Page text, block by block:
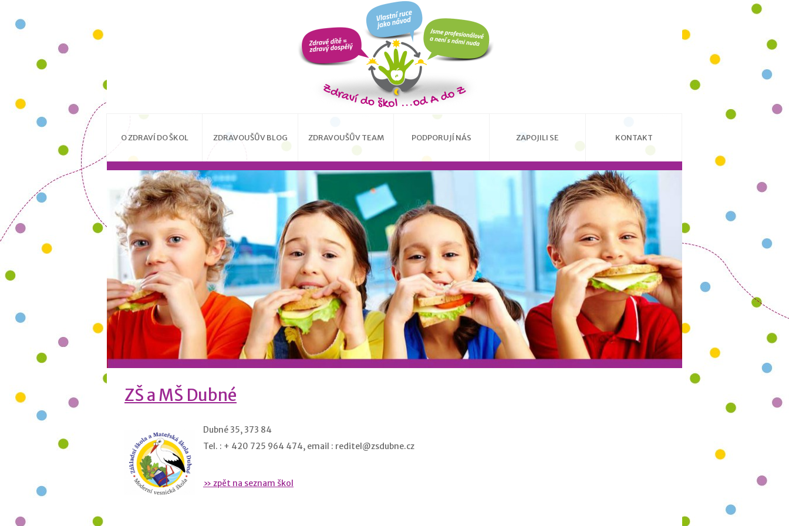
O ZDRAVÍ DO ŠKOL ZDRAVOUŠŮV BLOG ZDRAVOUŠŮV TEAM PODPORUJÍ NÁS ZAPOJILI SE KONTAKT
ZŠ a MŠ Dubné
Dubné 35, 373 84
Tel. : + 420 725 964 474, email : reditel@zsdubne.cz
» zpět na seznam škol